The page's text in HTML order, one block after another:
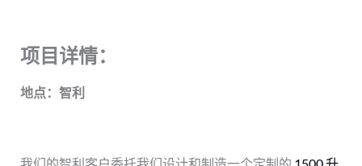
项目详情：
地点：智利